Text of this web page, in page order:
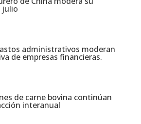
julio​
administrativos moderan
de empresas financieras​.
de carne bovina continúan
interanual